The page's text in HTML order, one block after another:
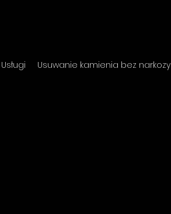
Usługi Usuwanie kamienia bez narkozy